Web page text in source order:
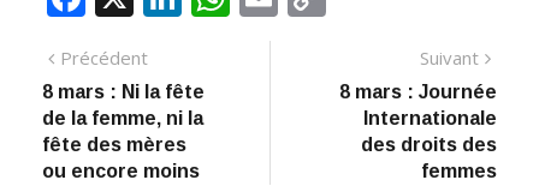
e
b
o
k
e
dI
p
y
Navigation
de
l’article
PrécédentArticle
précédent
8 mars : Ni la fête
de la femme, ni la
fête des mères
ou encore moins
Suivant
8 mars : Journée
Internationale
des droits des
femmes